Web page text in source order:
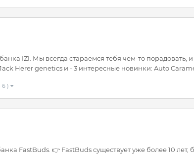
IZI. Мы всегда стараемся тебя чем-то порадовать,
Herer genetics и - 3 интересные новинки: Auto
6 )
FastBuds. 👉 FastBuds существует уже более 10